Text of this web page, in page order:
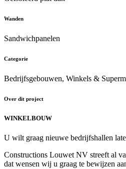
Wanden
Sandwichpanelen
Categorie
Bedrijfsgebouwen, Winkels &
Over dit project
WINKELBOUW
U wilt graag nieuwe bedrijfshallen
Constructions Louwet NV streeft al
dat wensen wij u graag te bewijzen